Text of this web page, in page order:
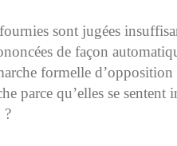
sont jugées
de façon
formelle
parce qu’elles se sentent
?